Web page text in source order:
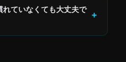
5〜10万円が目安です。効果
張できます。
れていなくても大丈夫で
+